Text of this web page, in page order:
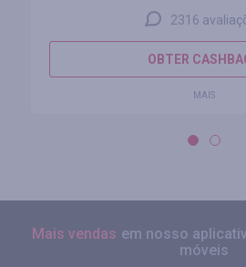
2316
OBTER
MAIS
Mais vendas em nosso
móveis